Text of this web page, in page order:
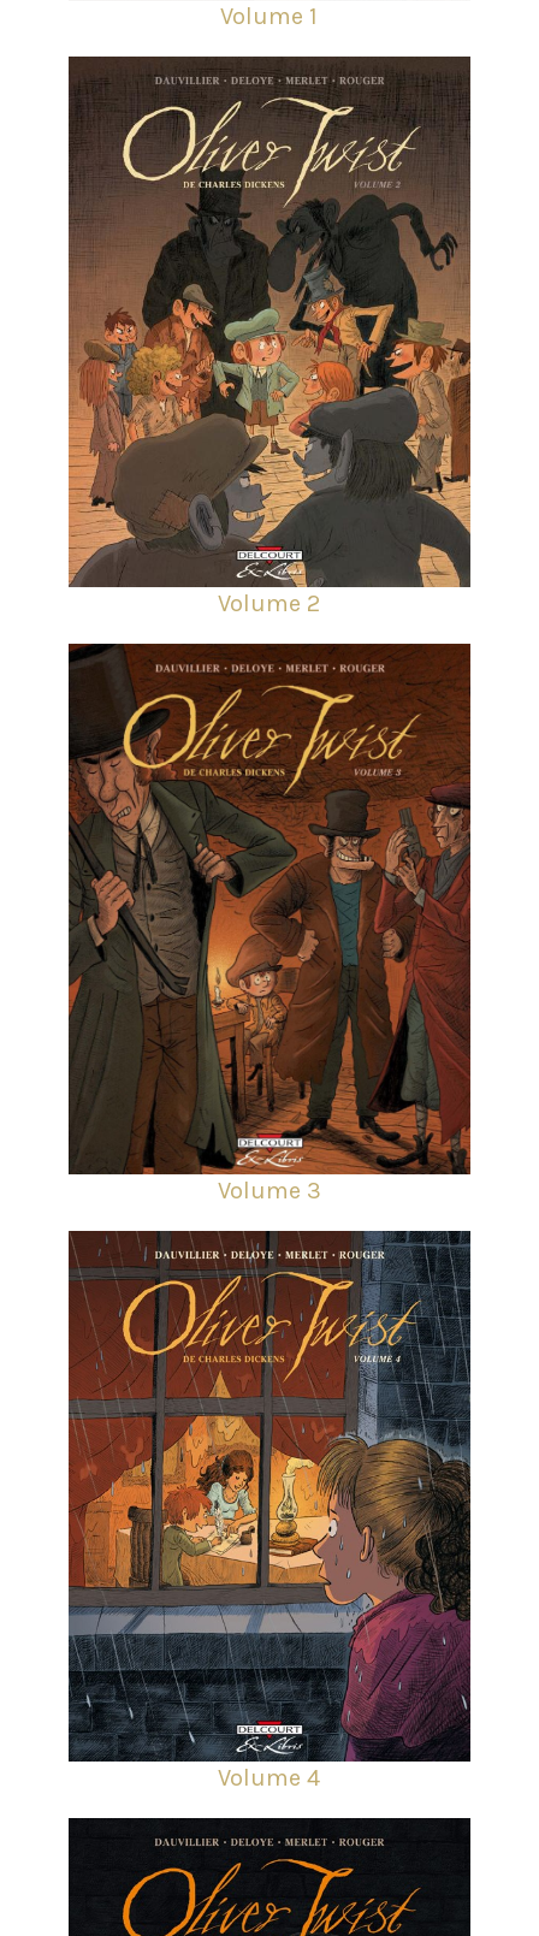
Volume 1
Volume 2
Volume 3
Volume 4